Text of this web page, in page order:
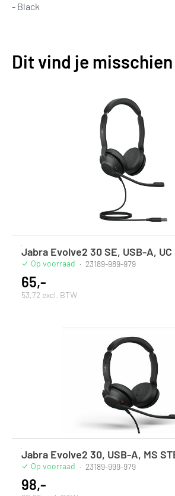
- Black
Dit vind je
Jabra Evolve2 30 SE, USB-A,
Op voorraad · 23189-989-979
65,-
53,72 excl. BTW
Jabra Evolve2 30, USB-A, MS
Op voorraad · 23189-999-979
98,-